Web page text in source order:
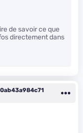
de savoir ce que
directement dans